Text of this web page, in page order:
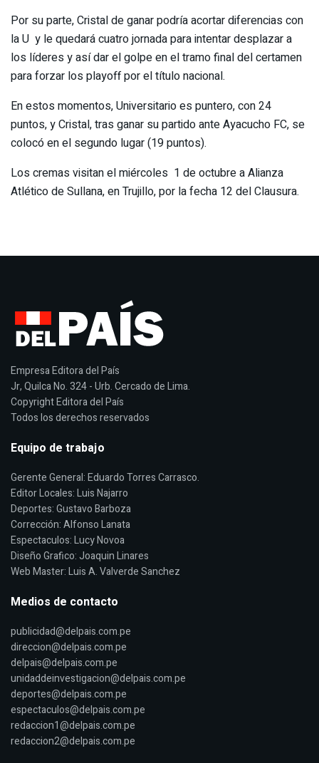
Por su parte, Cristal de ganar podría acortar diferencias con
la U y le quedará cuatro jornada para intentar desplazar a
los líderes y así dar el golpe en el tramo final del certamen
para forzar los playoff por el título nacional.
En estos momentos, Universitario es puntero, con 24
puntos, y Cristal, tras ganar su partido ante Ayacucho FC, se
colocó en el segundo lugar (19 puntos).
Los cremas visitan el miércoles 1 de octubre a Alianza
Atlético de Sullana, en Trujillo, por la fecha 12 del Clausura.
Empresa Editora del País
Jr, Quilca No. 324 - Urb. Cercado de Lima.
Copyright Editora del País
Todos los derechos reservados
Equipo de trabajo
Gerente General: Eduardo Torres Carrasco.
Editor Locales: Luis Najarro
Deportes: Gustavo Barboza
Corrección: Alfonso Lanata
Espectaculos: Lucy Novoa
Diseño Grafico: Joaquin Linares
Web Master: Luis A. Valverde Sanchez
Medios de contacto
publicidad@delpais.com.pe
direccion@delpais.com.pe
delpais@delpais.com.pe
unidaddeinvestigacion@delpais.com.pe
deportes@delpais.com.pe
espectaculos@delpais.com.pe
redaccion1@delpais.com.pe
redaccion2@delpais.com.pe